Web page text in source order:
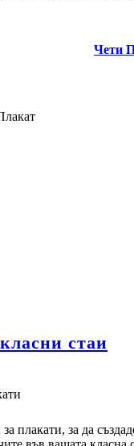
Чети
стаи
плакати, за да